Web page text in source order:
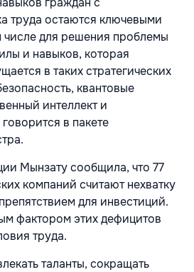
труда остаются ключевыми
числе для решения проблемы
и навыков, которая
в таких стратегических
квантовые
интеллект и
в пакете
Мынзату сообщила, что 77
компаний считают нехватку
для инвестиций.
фактором этих дефицитов
труда.
таланты, сокращать